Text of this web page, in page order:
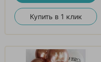
Купить в 1 клик